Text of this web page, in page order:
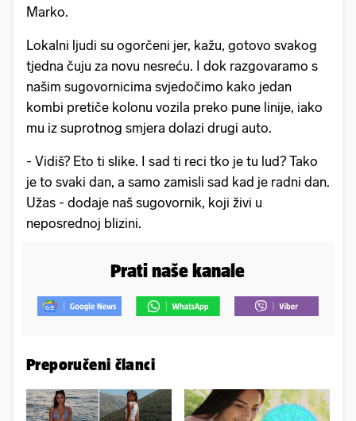
Marko.
Lokalni ljudi su ogorčeni jer, kažu, gotovo svakog
tjedna čuju za novu nesreću. I dok razgovaramo s
našim sugovornicima svjedočimo kako jedan
kombi pretiče kolonu vozila preko pune linije, iako
mu iz suprotnog smjera dolazi drugi auto.
- Vidiš? Eto ti slike. I sad ti reci tko je tu lud? Tako
je to svaki dan, a samo zamisli sad kad je radni dan.
Užas - dodaje naš sugovornik, koji živi u
neposrednoj blizini.
Prati naše kanale
Preporučeni članci